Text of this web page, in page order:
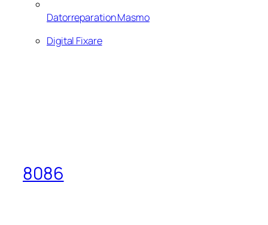
Datorreparation Masmo
Digital Fixare
8086